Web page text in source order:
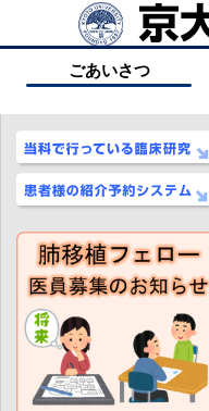
ごあいさつ